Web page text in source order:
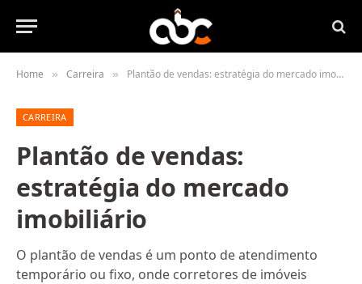
Home » Carreira » Plantão de vendas: estratégia do mercado imobiliário
CARREIRA
Plantão de vendas:
estratégia do mercado
imobiliário
O plantão de vendas é um ponto de atendimento
temporário ou fixo, onde corretores de imóveis